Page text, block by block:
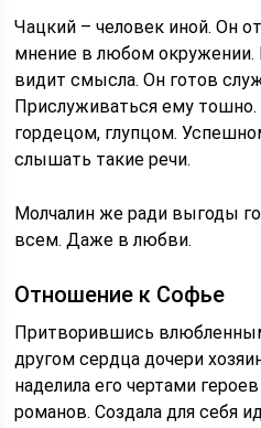
Чацкий – человек иной. Он
мнение в любом окружении.
видит смысла. Он готов
Прислуживаться ему
гордецом, глупцом.
слышать такие речи.
Молчалин же ради выгоды
всем. Даже в любви.
Отношение к Софье
Притворившись
другом сердца дочери
наделила его чертами
романов. Создала для себя